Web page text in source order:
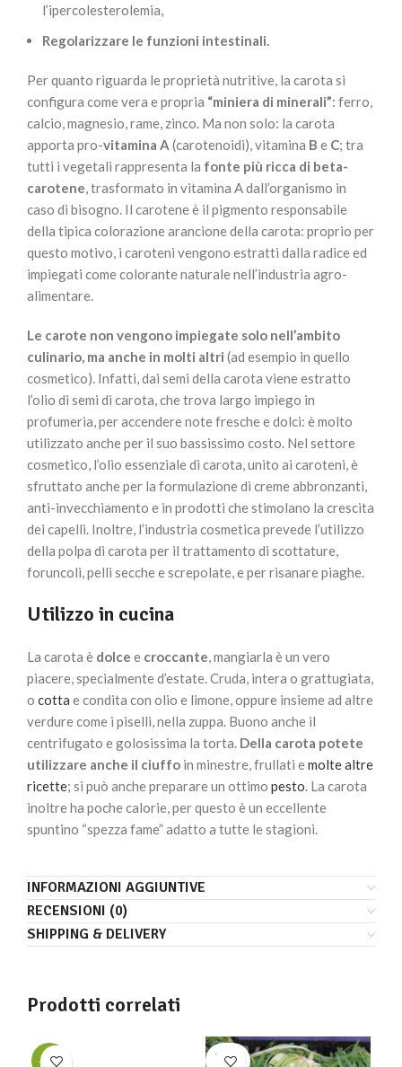
l’ipercolesterolemia,
Regolarizzare le funzioni intestinali.
Per quanto riguarda le proprietà nutritive, la carota si
configura come vera e propria “miniera di minerali”: ferro,
calcio, magnesio, rame, zinco. Ma non solo: la carota
apporta pro-vitamina A (carotenoidi), vitamina B e C; tra
tutti i vegetali rappresenta la fonte più ricca di beta-
carotene, trasformato in vitamina A dall’organismo in
caso di bisogno. Il carotene è il pigmento responsabile
della tipica colorazione arancione della carota: proprio per
questo motivo, i caroteni vengono estratti dalla radice ed
impiegati come colorante naturale nell’industria agro-
alimentare.
Le carote non vengono impiegate solo nell’ambito
culinario, ma anche in molti altri (ad esempio in quello
cosmetico). Infatti, dai semi della carota viene estratto
l’olio di semi di carota, che trova largo impiego in
profumeria, per accendere note fresche e dolci: è molto
utilizzato anche per il suo bassissimo costo. Nel settore
cosmetico, l’olio essenziale di carota, unito ai caroteni, è
sfruttato anche per la formulazione di creme abbronzanti,
anti-invecchiamento e in prodotti che stimolano la crescita
dei capelli. Inoltre, l’industria cosmetica prevede l’utilizzo
della polpa di carota per il trattamento di scottature,
foruncoli, pelli secche e screpolate, e per risanare piaghe.
Utilizzo in cucina
La carota è dolce e croccante, mangiarla è un vero
piacere, specialmente d’estate. Cruda, intera o grattugiata,
o cotta e condita con olio e limone, oppure insieme ad altre
verdure come i piselli, nella zuppa. Buono anche il
centrifugato e golosissima la torta. Della carota potete
utilizzare anche il ciuffo in minestre, frullati emolte altre
ricette; si può anche preparare un ottimo pesto. La carota
inoltre ha poche calorie, per questo è un eccellente
spuntino “spezza fame” adatto a tutte le stagioni.
INFORMAZIONI AGGIUNTIVE
RECENSIONI (0)
SHIPPING & DELIVERY
Prodotti correlati
-16%
SOLD